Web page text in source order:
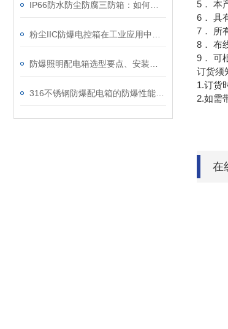
5． 本
6． 具
7． 所
8． 布
9． 可
订货须
1.订货
2.如需
在